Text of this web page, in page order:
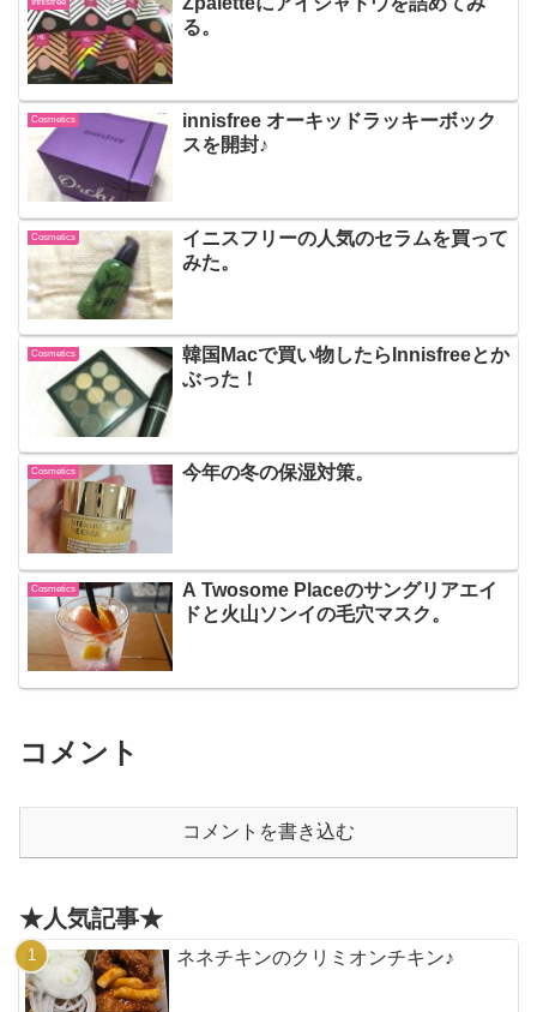
る。
Cosmetics
innisfree オーキッドラッキーボック
スを開封♪
Cosmetics
イニスフリーの人気のセラムを買って
みた。
Cosmetics
韓国Macで買い物したらInnisfreeとか
ぶった！
Cosmetics 今年の冬の保湿対策。
Cosmetics
A Twosome Placeのサングリアエイ
ドと火山ソンイの毛穴マスク。
コメント
コメントを書き込む
★人気記事★
ネネチキンのクリミオンチキン♪